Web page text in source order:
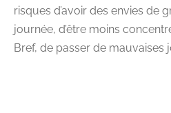
risques d’avoir des envies de
journée, d’être moins
Bref, de passer de mauvaises